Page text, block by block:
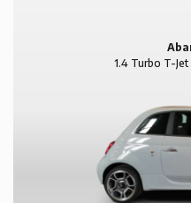
1.4 Turbo T-Jet